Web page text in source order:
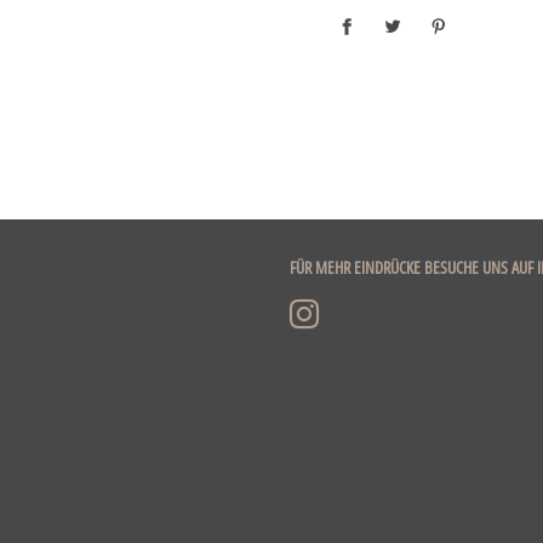
FÜR MEHR EINDRÜCKE BESUCHE UNS AUF